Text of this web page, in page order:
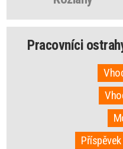
Pracovníci